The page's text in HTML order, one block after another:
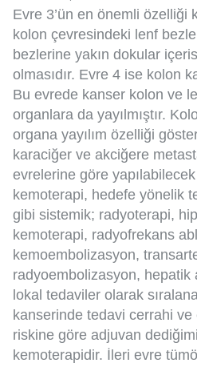
Evre 3’ün en önemli özelliği
kolon çevresindeki lenf
bezlerine yakın dokular
olmasıdır. Evre 4 ise kolon
Bu evrede kanser kolon ve
organlara da yayılmıştır.
organa yayılım özelliği
karaciğer ve akciğere
evrelerine göre
kemoterapi, hedefe yönelik
gibi sistemik; radyoterapi,
kemoterapi, radyofrekans
kemoembolizasyon,
radyoembolizasyon, hepatik
lokal tedaviler olarak
kanserinde tedavi cerrahi
riskine göre adjuvan
kemoterapidir. İleri evre